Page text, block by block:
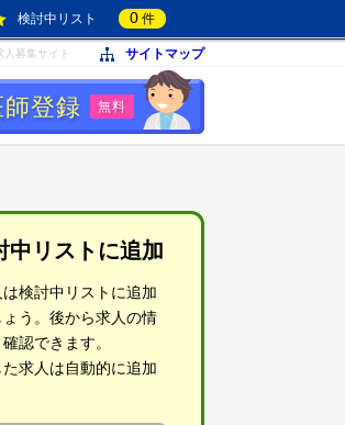
検討中リスト 0 件
募集サイト サイトマップ
師登録 無料
中リストに追加
検討中リストに追加
ょう。後から求人の情
認できます。
求人は自動的に追加